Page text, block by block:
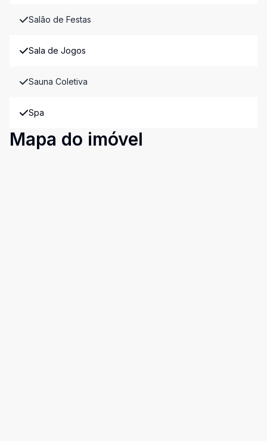
Salão de Festas
Sala de Jogos
Sauna Coletiva
Spa
Mapa do imóvel